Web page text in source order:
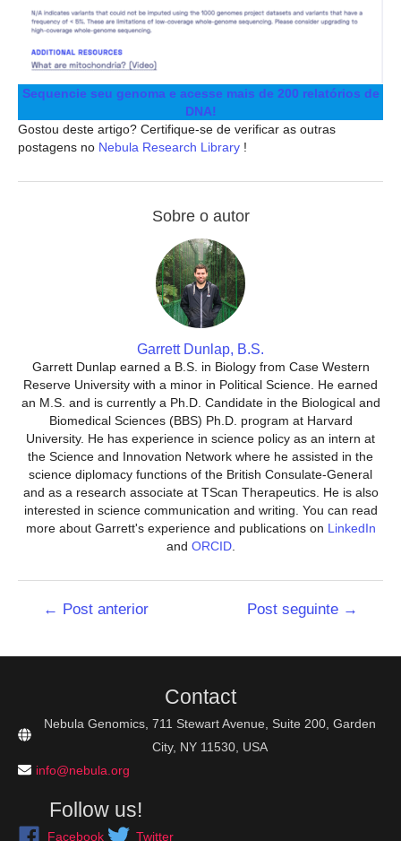
Sequencie seu genoma e acesse mais de 200 relatórios de
DNA!
Gostou deste artigo? Certifique-se de verificar as outras
postagens no Nebula Research Library !
Sobre o autor
Garrett Dunlap, B.S.
Garrett Dunlap earned a B.S. in Biology from Case Western
Reserve University with a minor in Political Science. He earned
an M.S. and is currently a Ph.D. Candidate in the Biological and
Biomedical Sciences (BBS) Ph.D. program at Harvard
University. He has experience in science policy as an intern at
the Science and Innovation Network where he assisted in the
science diplomacy functions of the British Consulate-General
and as a research associate at TScan Therapeutics. He is also
interested in science communication and writing. You can read
more about Garrett's experience and publications on LinkedIn
and ORCID.
Navegação
← Post anterior Post seguinte →
Contact
Nebula Genomics, 711 Stewart Avenue, Suite 200, Garden
City, NY 11530, USA
info@nebula.org
Follow us!
Facebook Twitter